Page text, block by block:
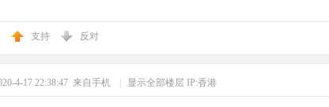
支持 反对
4-17 22:38:47 来自手机 显示全部楼层 IP:香港